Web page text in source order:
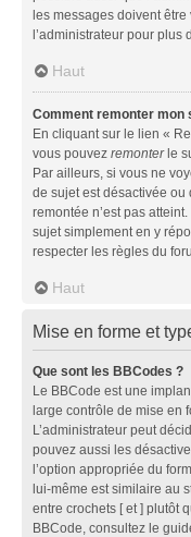
les messages doivent être
l’administrateur pour plus
Haut
Comment remonter mon
En cliquant sur le lien «
vous pouvez remonterle
Par ailleurs, si vous ne
de sujet est désactivée ou
remontée n’est pas
sujet simplement en y
respecter les règles du
Haut
Mise en forme et
Que sont les BBCodes ?
Le BBCode est une
large contrôle de mise en
L’administrateur peut
pouvez aussi les
l’option appropriée du
lui-même est similaire au
entre crochets [ et ] plutôt
BBCode, consultez le